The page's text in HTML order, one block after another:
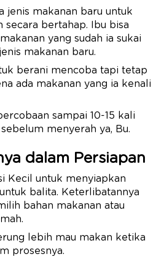
jenis makanan baru untuk
secara bertahap. Ibu bisa
yang sudah ia sukai
makanan baru.
berani mencoba tapi tetap
ada makanan yang ia kenali
sampai 10-15 kali
menyerah ya, Bu.
dalam Persiapan
Kecil untuk menyiapkan
balita. Keterlibatannya
bahan makanan atau
lebih mau makan ketika
prosesnya.